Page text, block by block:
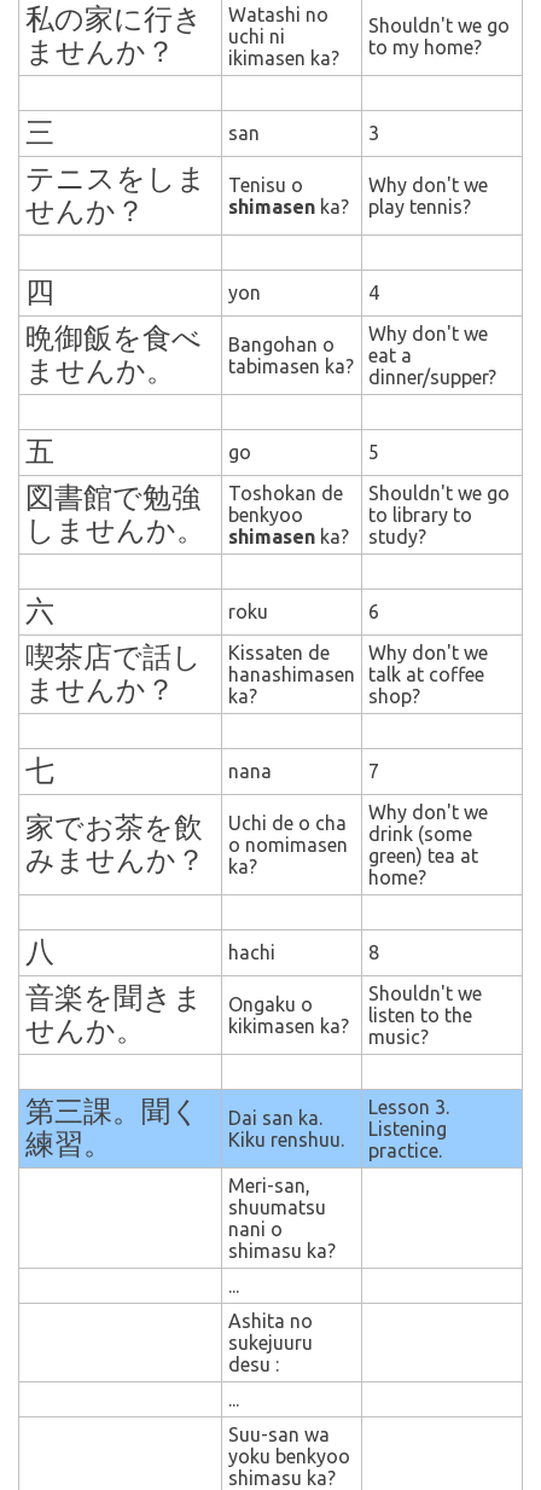
私の家に行き
ませんか？
Watashi no
uchi ni
ikimasen ka?
Shouldn't we go
to my home?
三 san 3
テニスをしま
せんか？
Tenisu o
shimasen ka?
Why don't we
play tennis?
四 yon 4
晩御飯を食べ
ませんか。
Bangohan o
tabimasen ka?
Why don't we
eat a
dinner/supper?
五 go 5
図書館で勉強
しませんか。
Toshokan de
benkyoo
shimasen ka?
Shouldn't we go
to library to
study?
六 roku 6
喫茶店で話し
ませんか？
Kissaten de
hanashimasen
ka?
Why don't we
talk at coffee
shop?
七 nana 7
家でお茶を飲
みませんか？
Uchi de o cha
o nomimasen
ka?
Why don't we
drink (some
green) tea at
home?
八 hachi 8
音楽を聞きま
せんか。
Ongaku o
kikimasen ka?
Shouldn't we
listen to the
music?
第三課。聞く
練習。
Dai san ka.
Kiku renshuu.
Lesson 3.
Listening
practice.
Meri-san,
shuumatsu
nani o
shimasu ka?
...
Ashita no
sukejuuru
desu :
...
Suu-san wa
yoku benkyoo
shimasu ka?